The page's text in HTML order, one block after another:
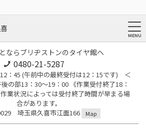
ならブリヂストンのタイヤ館へ
0480-21-5287
：45 (午前中の最終受付は12：15です) ＜
の部13：30～19：00 《作業受付終了18：
業状況によっては受付終了時間が早まる場
合があります。
埼玉県久喜市江面166
Map